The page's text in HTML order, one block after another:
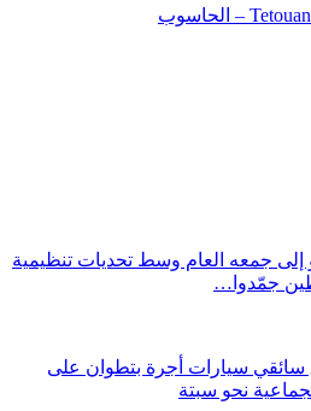
إلى جمعه العام وسط تحديات تنظيمية
جمّدوا…
سيارات أجرة بتطوان على
نحو سبتة